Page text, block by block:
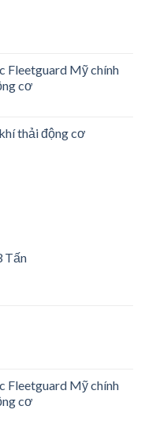
Fleetguard Mỹ chính
cơ
thải động cơ
Tấn
Fleetguard Mỹ chính
cơ